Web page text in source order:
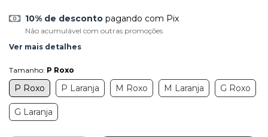
10% de descontopagando com Pix
Não acumulável com outras promoções
Ver mais detalhes
Tamanho: P Roxo
P Roxo P Laranja M Roxo M Laranja G Roxo
G Laranja